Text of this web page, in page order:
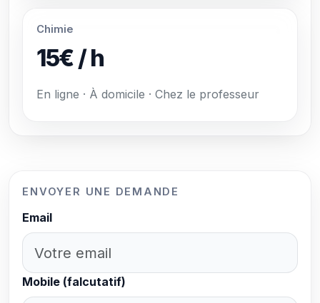
Chimie
15€ / h
En ligne · À domicile · Chez le professeur
ENVOYER UNE DEMANDE
Email
Mobile (falcutatif)